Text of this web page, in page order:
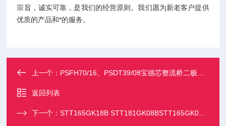
宗旨，诚实可靠，是我们的经营原则。我们愿为新老客户提供
优质的产品和*的服务。
上一个： PSFH70/16、PSDT39/08宝德芯整流桥二极管模块型号齐全
返回列表
下一个：STT165GK18B STT181GK08BSTT165GK08B 矽莱克可控硅模块